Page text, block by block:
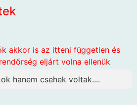
akkor is az itteni független és
eljárt volna ellenük
hanem csehek voltak....